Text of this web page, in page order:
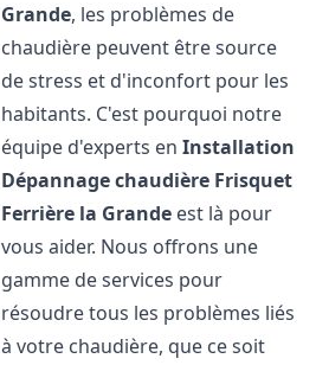
Grande, les problèmes de
chaudière peuvent être source
de stress et d'inconfort pour les
habitants. C'est pourquoi notre
équipe d'experts enInstallation
Dépannage chaudière Frisquet
Ferrière la Grande est là pour
vous aider. Nous offrons une
gamme de services pour
résoudre tous les problèmes liés
à votre chaudière, que ce soit